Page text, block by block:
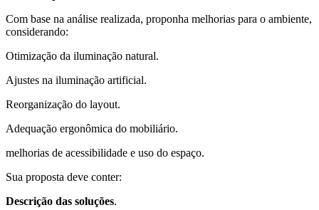
Com base na análise realizada, proponha melhorias para o ambiente,
considerando:
Otimização da iluminação natural.
Ajustes na iluminação artificial.
Reorganização do layout.
Adequação ergonômica do mobiliário.
melhorias de acessibilidade e uso do espaço.
Sua proposta deve conter:
Descrição das soluções.